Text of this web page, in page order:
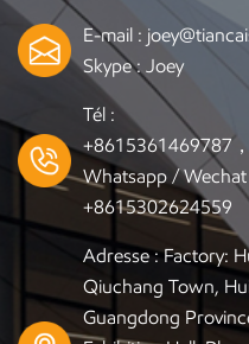
E-mail :
Skype : Joey
Tél :
+8615361469787
Whatsapp / Wechat
+8615302624559
Adresse : Factory:
Qiuchang Town,
Guangdong